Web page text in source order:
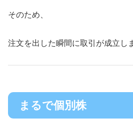
そのため、
注文を出した瞬間に取引が成立し
まるで個別株